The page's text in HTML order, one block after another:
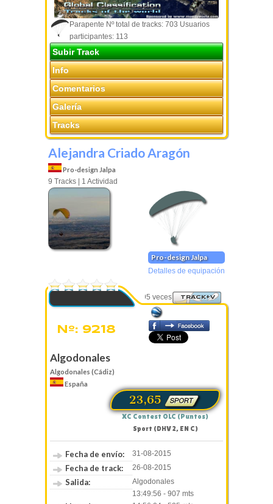
Parapente Nº total de tracks: 703 Usuarios
participantes: 113
Subir Track
Info
Comentarios
Galería
Tracks
Alejandra Criado Aragón
Pro-design Jalpa
9 Tracks | 1 Actividad
Pro-design Jalpa
Detalles de equipación
Visto 3395 veces TRACK+V
Nº: 9218
Algodonales
Algodonales (Cádiz)
España
23,65
XC Contest OLC (Puntos)
Sport (DHV 2, EN C)
Fecha de envío: 31-08-2015
Fecha de track: 26-08-2015
Salida:
Algodonales
13:49:56 - 907 mts